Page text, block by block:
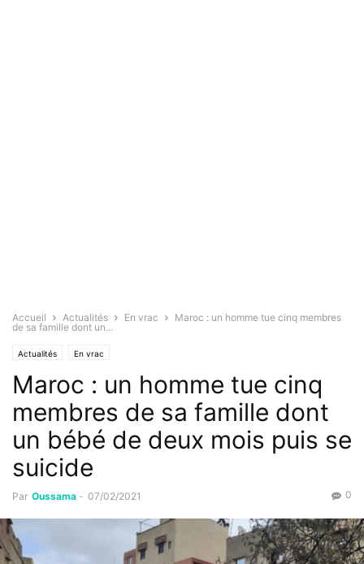
Accueil Actualités En vrac
Maroc : un homme tue cinq membres
de sa famille dont un...
Actualités En vrac
Maroc : un homme tue cinq
membres de sa famille dont
un bébé de deux mois puis se
suicide
Par Oussama - 07/02/2021 0